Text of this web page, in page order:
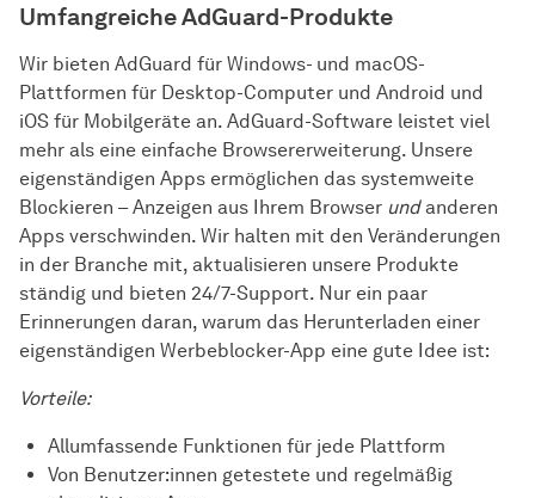
Umfangreiche AdGuard-Produkte
Wir bieten AdGuard für Windows- und macOS-
Plattformen für Desktop-Computer und Android und
iOS für Mobilgeräte an. AdGuard-Software leistet viel
mehr als eine einfache Browsererweiterung. Unsere
eigenständigen Apps ermöglichen das systemweite
Blockieren – Anzeigen aus Ihrem Browser undanderen
Apps verschwinden. Wir halten mit den Veränderungen
in der Branche mit, aktualisieren unsere Produkte
ständig und bieten 24/7-Support. Nur ein paar
Erinnerungen daran, warum das Herunterladen einer
eigenständigen Werbeblocker-App eine gute Idee ist:
Vorteile:
Allumfassende Funktionen für jede Plattform
Von Benutzer:innen getestete und regelmäßig